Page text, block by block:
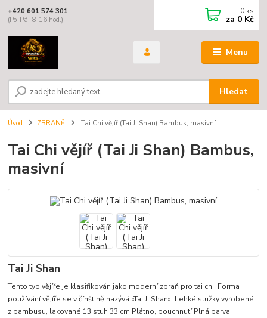
Menu
Hledat
+420 601 574 301
(Po-Pá, 8-16 hod.)
0 ks
za 0 Kč
Úvod ZBRANĚ Tai Chi vějíř (Tai Ji Shan) Bambus, masivní
Tai Chi vějíř (Tai Ji Shan) Bambus,
masivní
Tai Ji Shan
Tento typ vějíře je klasifikován jako moderní zbraň pro tai chi. Forma
používání vějíře se v čínštině nazývá «Tai Ji Shan». Lehké stužky vyrobené
z bambusu, lakované 13 stuh 33 cm Plátno, bouchnutí Plná barva